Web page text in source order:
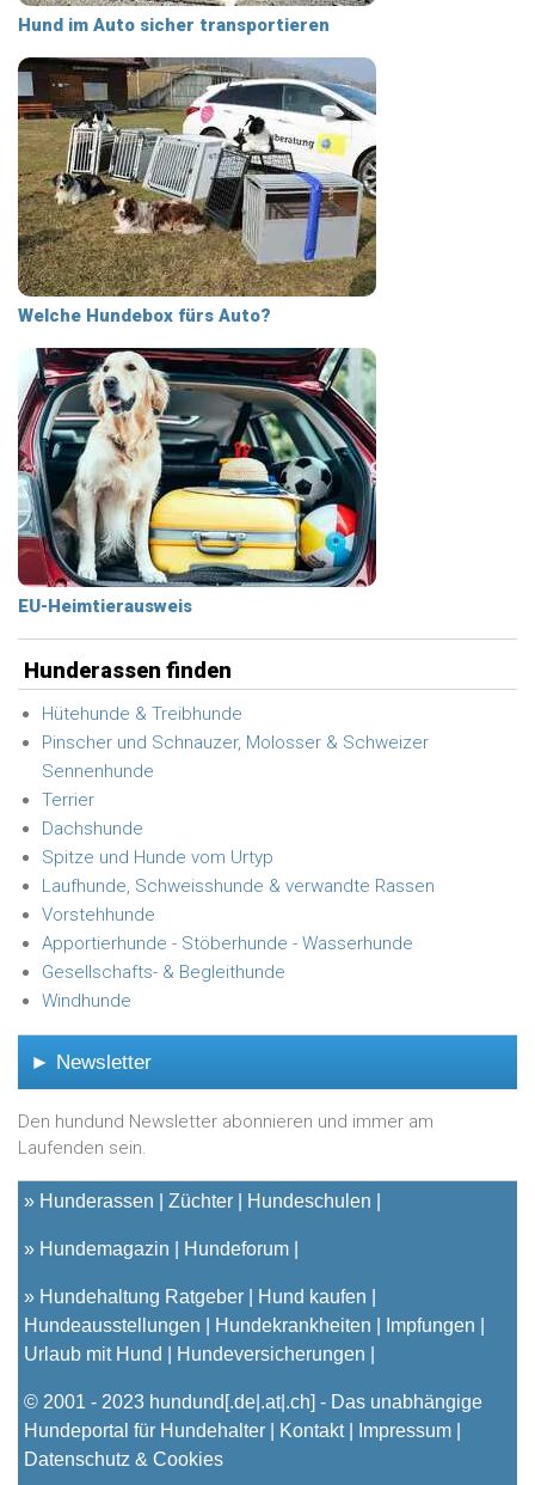
Hund im Auto sicher transportieren
Welche Hundebox fürs Auto?
EU-Heimtierausweis
Hunderassen finden
Hütehunde & Treibhunde
Pinscher und Schnauzer, Molosser & Schweizer
Sennenhunde
Terrier
Dachshunde
Spitze und Hunde vom Urtyp
Laufhunde, Schweisshunde & verwandte Rassen
Vorstehhunde
Apportierhunde - Stöberhunde - Wasserhunde
Gesellschafts- & Begleithunde
Windhunde
► Newsletter
Den hundund Newsletter abonnieren und immer am
Laufenden sein.
» Hunderassen Züchter Hundeschulen
» Hundemagazin Hundeforum
» Hundehaltung Ratgeber
Hund kaufen
Hundeausstellungen
Hundekrankheiten
Impfungen
Urlaub mit Hund
Hundeversicherungen
© 2001 - 2023 hundund [.de|.at|.ch] - Das unabhängige
Hundeportal für Hundehalter |
Kontakt| Impressum
Datenschutz & Cookies